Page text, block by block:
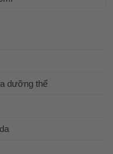
dưỡng thể